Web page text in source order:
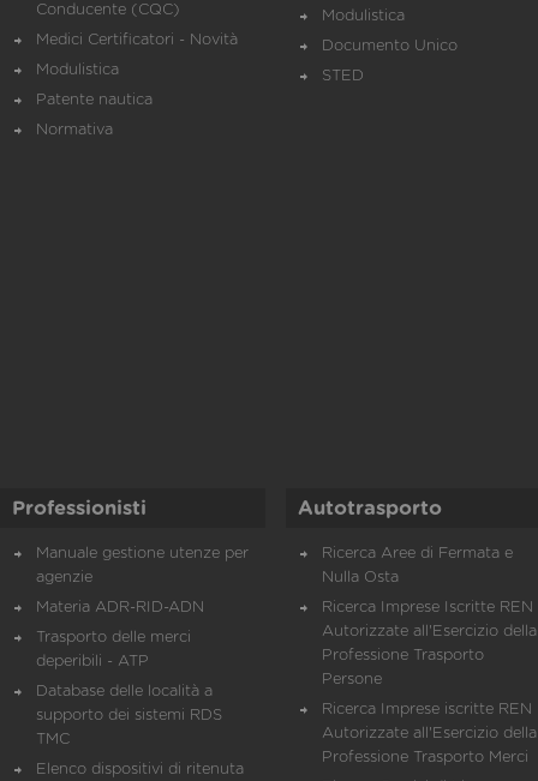
Conducente (CQC)
Medici Certificatori - Novità
Modulistica
Patente nautica
Normativa
Modulistica
Documento Unico
STED
Professionisti
Manuale gestione utenze per
agenzie
Materia ADR-RID-ADN
Trasporto delle merci
deperibili - ATP
Database delle località a
supporto dei sistemi RDS
TMC
Elenco dispositivi di ritenuta
Autotrasporto
Ricerca Aree di Fermata e
Nulla Osta
Ricerca Imprese Iscritte REN
Autorizzate all'Esercizio della
Professione Trasporto
Persone
Ricerca Imprese iscritte REN
Autorizzate all'Esercizio della
Professione Trasporto Merci